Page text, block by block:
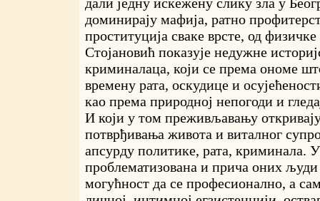
доминирају мафија, ратно
проституција сваке врсте, од
Стојановић показује недужне
криминалаца, који се према ономе
времену рата, оскудице и
као према природној непогоди и
И који у том преживљавању
потврђивања живота и виталног
апсурду политике, рата, криминала.
проблематизована и прича оних
могућност да се професионално, а